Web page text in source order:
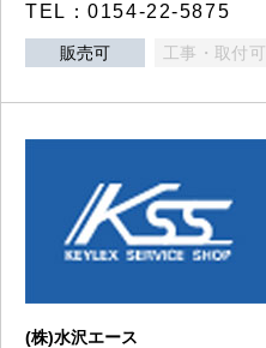
TEL：0154-22-5875
販売可 工事・取付可
(株)水沢エース